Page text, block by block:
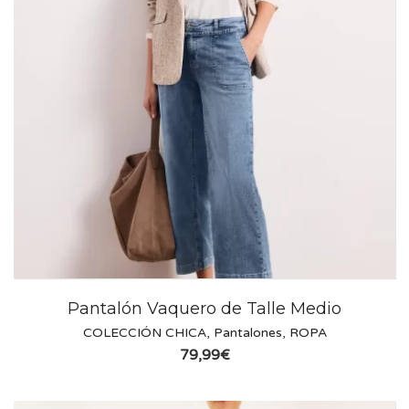
Pantalón Vaquero de Talle Medio
COLECCIÓN CHICA, Pantalones, ROPA
79,99€